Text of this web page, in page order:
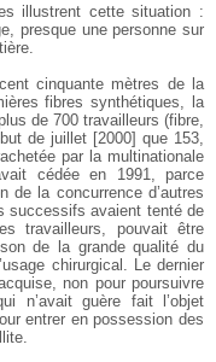
illustrent cette situation :
presque une personne sur
cinquante mètres de la
fibres synthétiques, la
de 700 travailleurs (fibre,
de juillet [2000] que 153,
par la multinationale
cédée en 1991, parce
de la concurrence d’autres
successifs avaient tenté de
travailleurs, pouvait être
de la grande qualité du
chirurgical. Le dernier
non pour poursuivre
n’avait guère fait l’objet
entrer en possession des